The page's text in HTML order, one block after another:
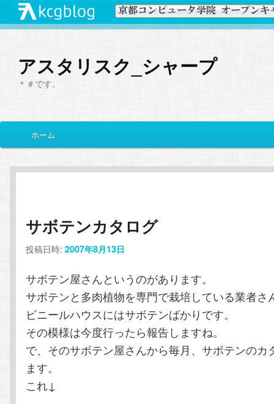
アスタリスク_シャープ
＊＃です。
イ
メ
イ
コ
ン
テ
ン
へ
サ
ブ
ン
テ
ン
ツ
移
ホーム
サボテンカタログ
投稿日時:2007年8月13日
サボテン屋さんというのがあります。
サボテンと多肉植物を専門で栽培している業者さ
ビニールハウスにはサボテンばかりです。
その模様は今度行ったら報告しますね。
で、そのサボテン屋さんから毎月、サボテンのカ
ます。
これ↓